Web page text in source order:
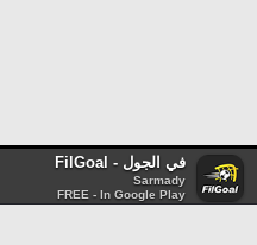
في الجول - FilGoal
Sarmady
FREE - In Google Play